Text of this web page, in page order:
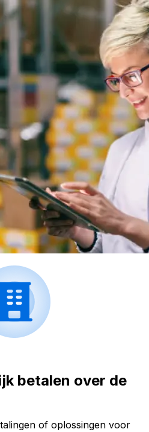
betalen over de
of oplossingen voor